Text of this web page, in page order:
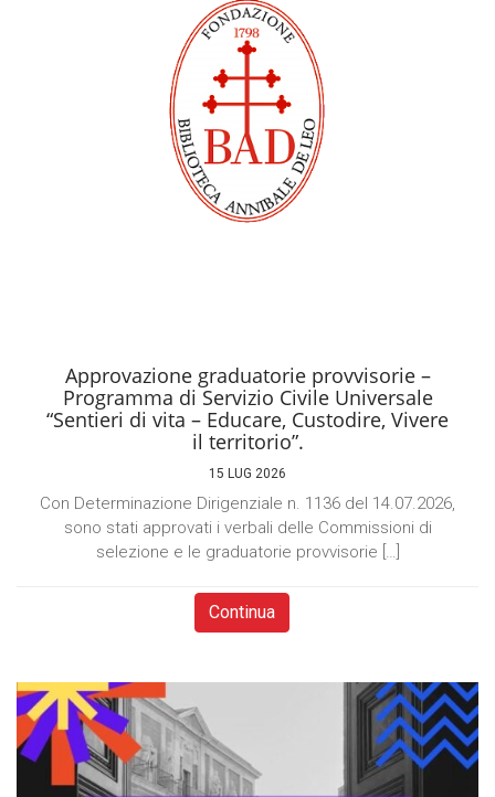
Approvazione graduatorie provvisorie –
Programma di Servizio Civile Universale
“Sentieri di vita – Educare, Custodire, Vivere
il territorio”.
15 LUG 2026
Con Determinazione Dirigenziale n. 1136 del 14.07.2026,
sono stati approvati i verbali delle Commissioni di
selezione e le graduatorie provvisorie […]
Continua